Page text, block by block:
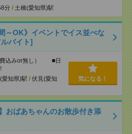
分 / 土橋(愛知県)駅
～OK》イベントでイス並べな
バイト]
費込みor無し） ■日
愛知県)駅 / 伏見(愛知
気になる！
おばあちゃんのお散歩付き添